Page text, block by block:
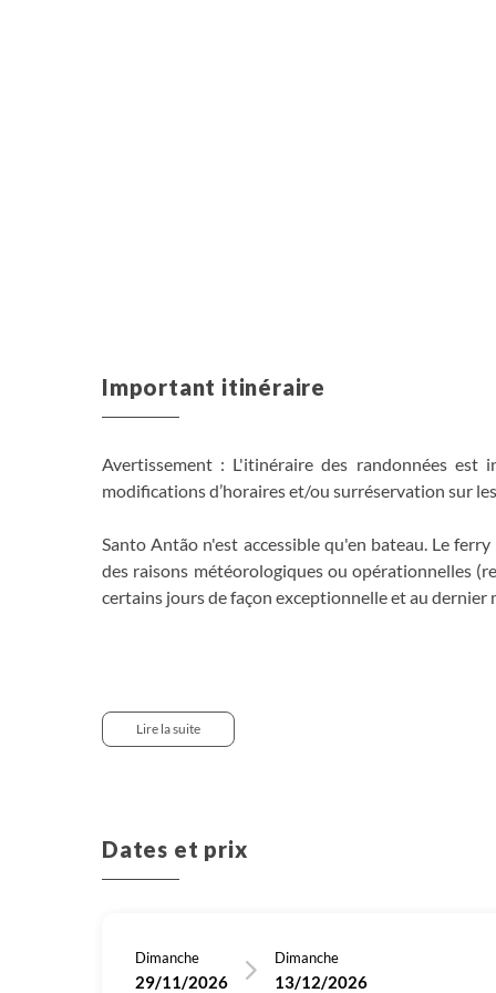
Important itinéraire
Avertissement : L'itinéraire des randonnées
modifications d’horaires et/ou surréservation sur
Santo Antão n'est accessible qu'en bateau. Le
des raisons météorologiques ou opérationnelles
certains jours de façon exceptionnelle et au dernier
Jour 3 : Morro Alto - Vila de Ribeira Brava
Jour 4 : Cachaço e Fanja - Vila de Ribeira Brava
Jour 8 : Plage de Baixo de Rotcha- Tarrafal
Lire la suite
Dates et prix
Dimanche
29/11/2026
Dimanche
13/12/2026